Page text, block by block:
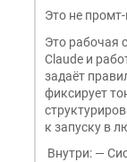
Это не
Это рабочая
Claude и
задаёт
фиксирует
к запуску в
Внутри: —